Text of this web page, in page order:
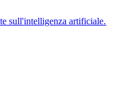
sull'intelligenza artificiale.​​